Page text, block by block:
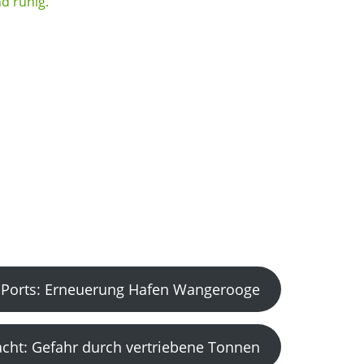
Erneuerung Hafen Wangerooge
Gefahr durch vertriebene Tonnen